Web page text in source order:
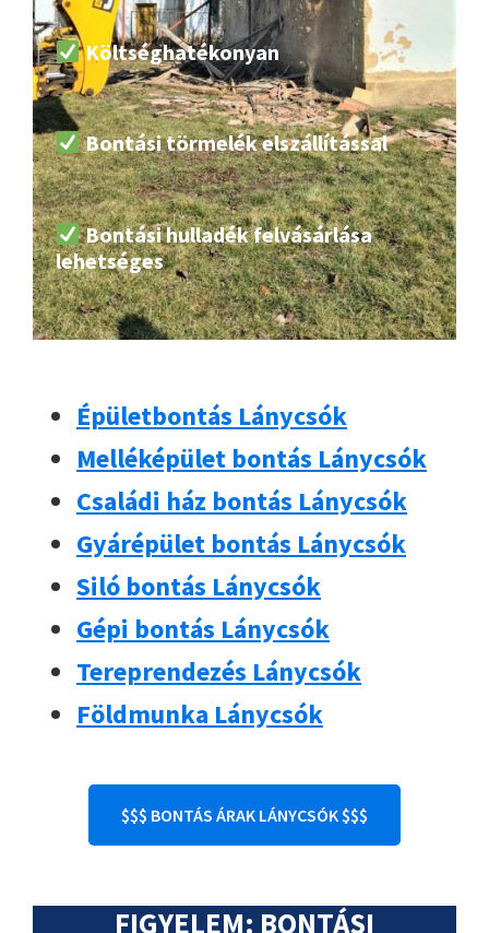
Költséghatékonyan
Bontási törmelék elszállítással
Bontási hulladék felvásárlása
lehetséges
Épületbontás Lánycsók
Melléképület bontás Lánycsók
Családi ház bontás Lánycsók
Gyárépület bontás Lánycsók
Siló bontás Lánycsók
Gépi bontás Lánycsók
Tereprendezés Lánycsók
Földmunka Lánycsók
$$$ BONTÁS ÁRAK LÁNYCSÓK $$$
FIGYELEM: BONTÁSI